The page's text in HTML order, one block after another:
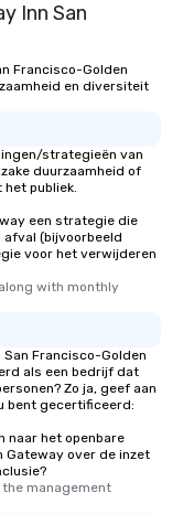
Inn San
Francisco-Golden
en diversiteit
strategieën van
duurzaamheid of
publiek.
een strategie die
(bijvoorbeeld
voor het verwijderen
with monthly
Francisco-Golden
als een bedrijf dat
Zo ja, geef aan
bent gecertificeerd:
naar het openbare
Gateway over de inzet
management